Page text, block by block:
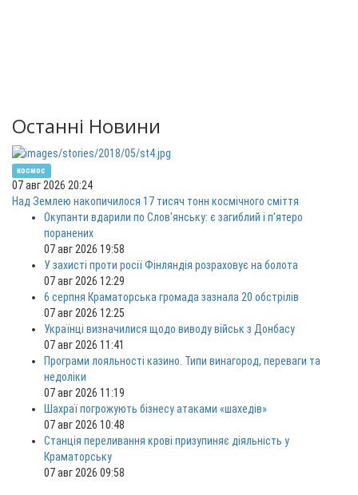
Останні Новини
космос
07 авг 2026 20:24
Над Землею накопичилося 17 тисяч тонн космічного сміття
Окупанти вдарили по Слов'янську: є загиблий і п'ятеро
поранених
07 авг 2026 19:58
У захисті проти росії Фінляндія розраховує на болота
07 авг 2026 12:29
6 серпня Краматорська громада зазнала 20 обстрілів
07 авг 2026 12:25
Українці визначилися щодо виводу військ з Донбасу
07 авг 2026 11:41
Програми лояльності казино. Типи винагород, переваги та
недоліки
07 авг 2026 11:19
Шахраї погрожують бізнесу атаками «шахедів»
07 авг 2026 10:48
Станція переливання крові призупиняє діяльність у
Краматорську
07 авг 2026 09:58